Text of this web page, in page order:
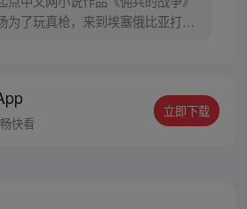
为了玩真枪，来到埃塞俄比亚打
，被欺辱、恐吓… 高扬最终选择了
道路，一个普通的军迷，又究竟能
快看
立即下载